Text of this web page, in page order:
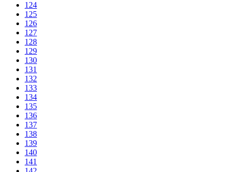
124
125
126
127
128
129
130
131
132
133
134
135
136
137
138
139
140
141